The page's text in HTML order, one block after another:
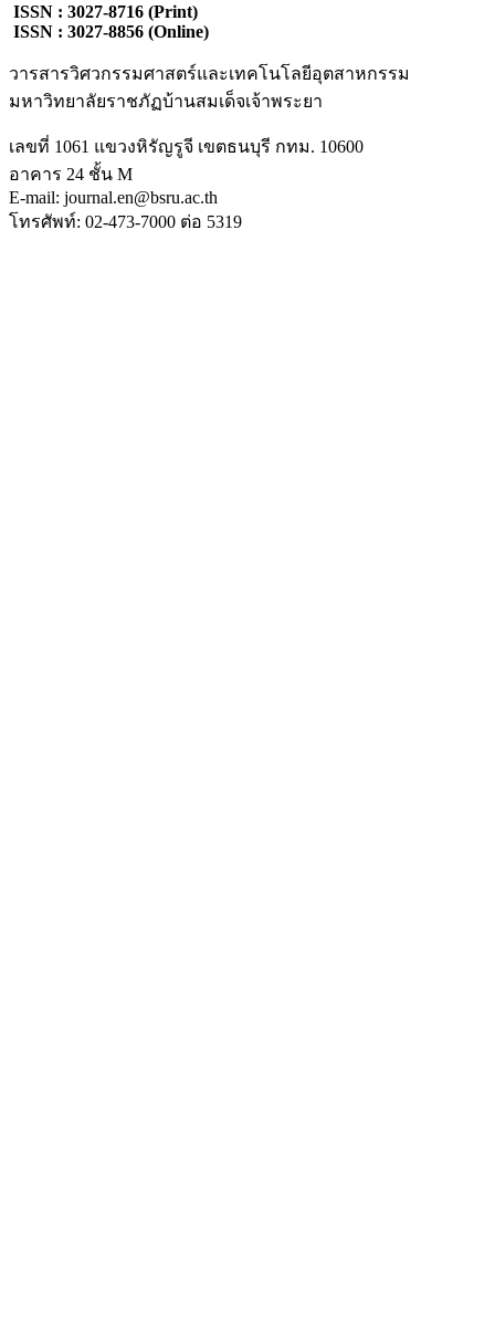
ISSN : 3027-8716 (Print)
ISSN : 3027-8856 (Online)
วารสารวิศวกรรมศาสตร์และเทคโนโลยีอุตสาหกรรม
มหาวิทยาลัยราชภัฏบ้านสมเด็จเจ้าพระยา
เลขที่ 1061 แขวงหิรัญรูจี เขตธนบุรี กทม. 10600
อาคาร 24 ชั้น M
E-mail: journal.en@bsru.ac.th
โทรศัพท์: 02-473-7000 ต่อ 5319